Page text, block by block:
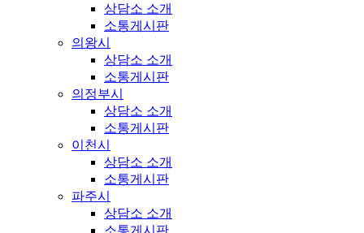
상담소 소개
소통게시판
의왕시
상담소 소개
소통게시판
의정부시
상담소 소개
소통게시판
이천시
상담소 소개
소통게시판
파주시
상담소 소개